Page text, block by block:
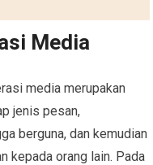
Media
media merupakan
jenis pesan,
berguna, dan kemudian
kepada orang lain. Pada